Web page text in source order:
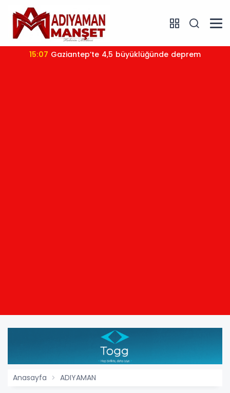
15:07 Gaziantep’te 4,5 büyüklüğünde deprem
Anasayfa ADIYAMAN